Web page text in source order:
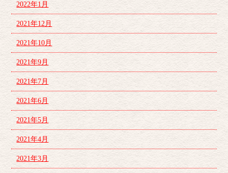
2022年1月
2021年12月
2021年10月
2021年9月
2021年7月
2021年6月
2021年5月
2021年4月
2021年3月